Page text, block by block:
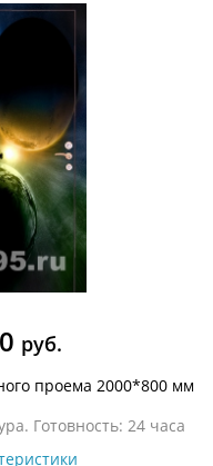
руб.
проема 2000*800 мм
Готовность: 24 часа